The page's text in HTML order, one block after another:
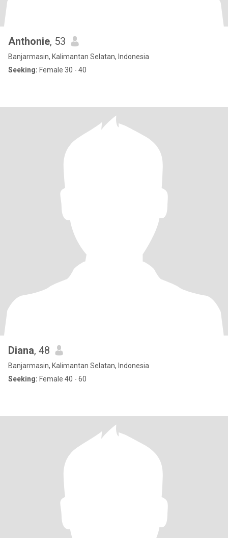
Anthonie, 53
Banjarmasin, Kalimantan Selatan, Indonesia
Seeking: Female 30 - 40
Diana, 48
Banjarmasin, Kalimantan Selatan, Indonesia
Seeking: Female 40 - 60